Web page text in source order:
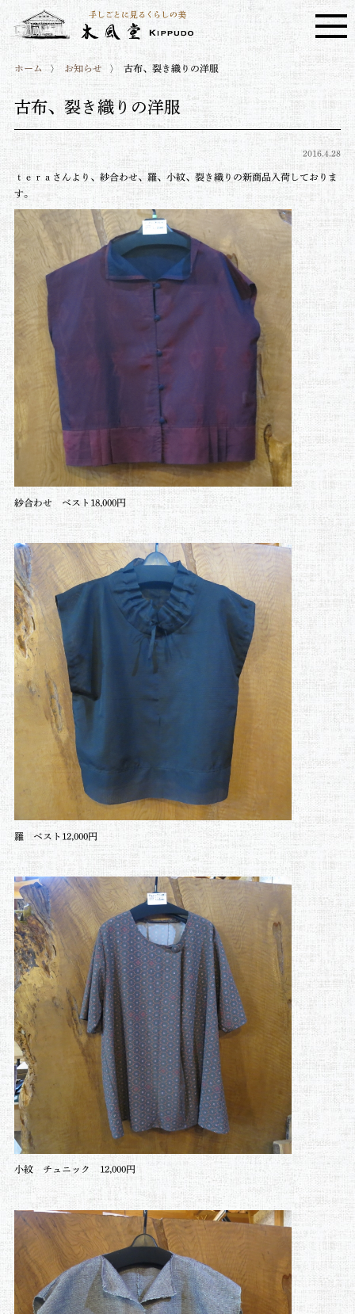
ホーム お知らせ 古布、裂き織りの洋服
古布、裂き織りの洋服
2016.4.28
ｔｅｒａさんより、紗合わせ、羅、小紋、裂き織りの新商品入荷しておりま
す。
紗合わせ ベスト18,000円
羅 ベスト12,000円
小紋 チュニック 12,000円